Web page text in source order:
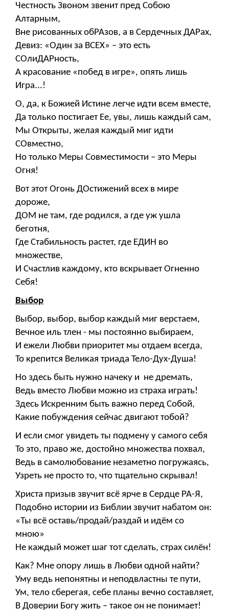
Честность Звоном звенит пред Собою
Алтарным,
Вне рисованных обРАзов, а в Сердечных ДАРах,
Девиз: «Один за ВСЕХ» – это есть
СОлиДАРность,
А красование «побед в игре», опять лишь
Игра...!
О, да, к Божией Истине легче идти всем вместе,
Да только постигает Ее, увы, лишь каждый сам,
Мы Открыты, желая каждый миг идти
СОвместно,
Но только Меры Совместимости – это Меры
Огня!
Вот этот Огонь ДОстижений всех в мире
дороже,
ДОМ не там, где родился, а где уж ушла
беготня,
Где Стабильность растет, где ЕДИН во
множестве,
И Счастлив каждому, кто вскрывает Огненно
Себя!
Выбор
Выбор, выбор, выбор каждый миг верстаем,
Вечное иль тлен - мы постоянно выбираем,
И ежели Любви приоритет мы отдаем всегда,
То крепится Великая триада Тело-Дух-Душа!
Но здесь быть нужно начеку и не дремать,
Ведь вместо Любви можно из страха играть!
Здесь Искренним быть важно перед Собой,
Какие побуждения сейчас двигают тобой?
И если смог увидеть ты подмену у самого себя
То это, право же, достойно множества похвал,
Ведь в самолюбование незаметно погружаясь,
Узреть не просто то, что тщательно скрывал!
Христа призыв звучит всё ярче в Сердце РА-Я,
Подобно истории из Библии звучит набатом он:
«Ты всё оставь/продай/раздай и идём со
мною»
Не каждый может шаг тот сделать, страх силён!
Как? Мне опору лишь в Любви одной найти?
Уму ведь непонятны и неподвластны те пути,
Ум, тело сберегая, себе планы вечно составляет,
В Доверии Богу жить – такое он не понимает!